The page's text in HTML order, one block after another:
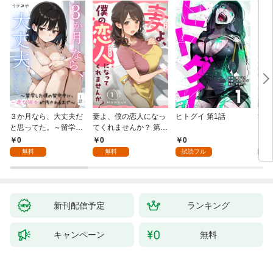
３か月なら、大丈夫だ
と思ってた。～留学し
た僕の留守中に、一途
な彼女が汚されるまで
0
無料
妻よ、僕の恋人になっ
てくれませんか？ 第1
話0
無料
ヒトグイ 第1話
0
試読フル
世
新刊配信予定 ランキング
キャンペーン 無料